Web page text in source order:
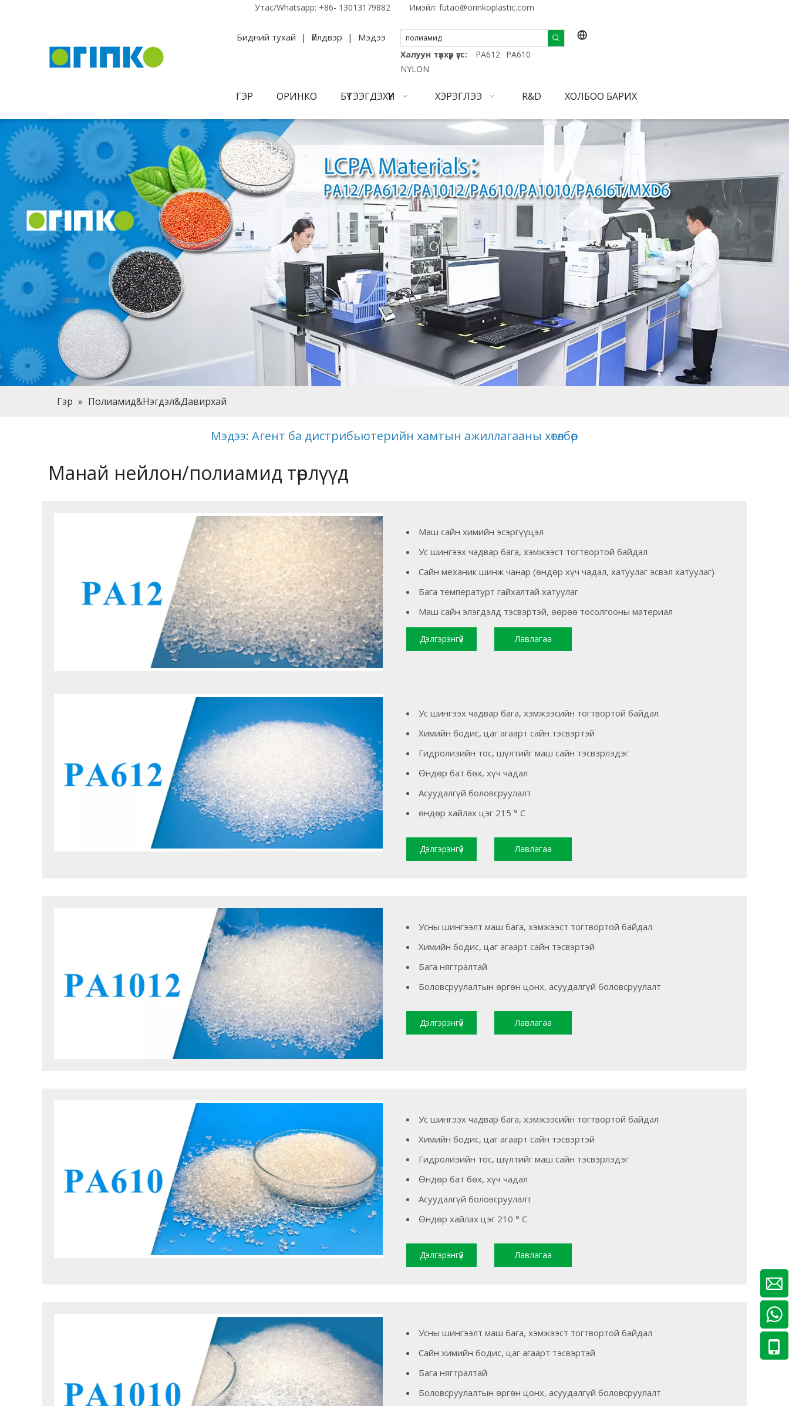
Утас/Whatsapp: +86- 13013179882 Имэйл: futao@orinkoplastic.com
Бидний тухай | Үйлдвэр | Мэдээ
Халуун түлхүүр үгс: PA612 PA610
NYLON
ГЭР ОРИНКО БҮТЭЭГДЭХҮҮН ХЭРЭГЛЭЭ R&D ХОЛБОО БАРИХ
Гэр » Полиамид&Нэгдэл&Давирхай
Мэдээ: Агент ба дистрибьютерийн хамтын ажиллагааны хөтөлбөр
Манай нейлон/полиамид төрлүүд
Маш сайн химийн эсэргүүцэл
Ус шингээх чадвар бага, хэмжээст тогтвортой байдал
Сайн механик шинж чанар (өндөр хүч чадал, хатуулаг эсвэл хатуулаг)
Бага температурт гайхалтай хатуулаг
Маш сайн элэгдэлд тэсвэртэй, өөрөө тосолгооны материал
Дэлгэрэнгүй Лавлагаа
Ус шингээх чадвар бага, хэмжээсийн тогтвортой байдал
Химийн бодис, цаг агаарт сайн тэсвэртэй
Гидролизийн тос, шүлтийг маш сайн тэсвэрлэдэг
Өндөр бат бөх, хүч чадал
Асуудалгүй боловсруулалт
өндөр хайлах цэг 215 ° C
Дэлгэрэнгүй Лавлагаа
Усны шингээлт маш бага, хэмжээст тогтвортой байдал
Химийн бодис, цаг агаарт сайн тэсвэртэй
Бага нягтралтай
Боловсруулалтын өргөн цонх, асуудалгүй боловсруулалт
Дэлгэрэнгүй Лавлагаа
Ус шингээх чадвар бага, хэмжээсийн тогтвортой байдал
Химийн бодис, цаг агаарт сайн тэсвэртэй
Гидролизийн тос, шүлтийг маш сайн тэсвэрлэдэг
Өндөр бат бөх, хүч чадал
Асуудалгүй боловсруулалт
Өндөр хайлах цэг 210 ° C
Дэлгэрэнгүй Лавлагаа
Усны шингээлт маш бага, хэмжээст тогтвортой байдал
Сайн химийн бодис, цаг агаарт тэсвэртэй
Бага нягтралтай
Боловсруулалтын өргөн цонх, асуудалгүй боловсруулалт